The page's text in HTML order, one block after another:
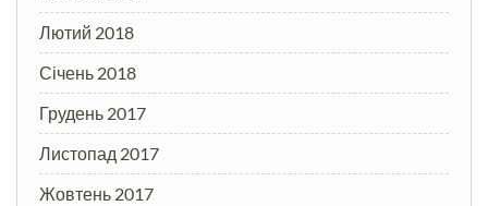
Лютий 2018
Січень 2018
Грудень 2017
Листопад 2017
Жовтень 2017